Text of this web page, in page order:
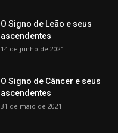
O Signo de Leão e seus
ascendentes
14 de junho de 2021
O Signo de Câncer e seus
ascendentes
31 de maio de 2021